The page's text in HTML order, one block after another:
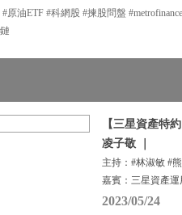
原油ETF #科網股 #揀股問盤
【三星資產特
凌子敬 ｜
主持：#林淑敏 #
嘉賓：三星資產運
2023/05/24